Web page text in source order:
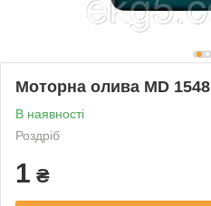
Моторна олива MD 1548
В наявності
Роздріб
1 ₴